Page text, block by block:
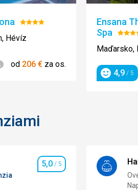
Hodnotenie:
4/5
Hévíz
Informácie
od 206 € za os.
Ensana
Spa
4/5
Maďarsko,
4,9 / 5
Hodnotenie
5,0 / 5